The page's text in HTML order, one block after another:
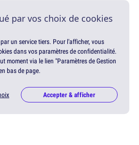
par vos choix de cookies
un service tiers. Pour l'afficher, vous
dans vos paramètres de confidentialité.
moment via le lien "Paramètres de Gestion
bas de page.
Accepter & afficher